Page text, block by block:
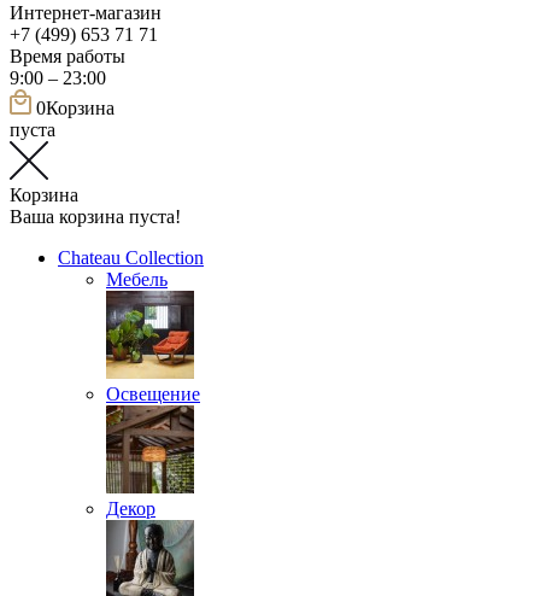
Интернет-магазин
+7 (499) 653 71 71
Время работы
9:00 – 23:00
0Корзина
пуста
Корзина
Ваша корзина пуста!
Chateau Collection
Мебель
Освещение
Декор